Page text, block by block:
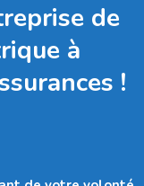
de
à
!